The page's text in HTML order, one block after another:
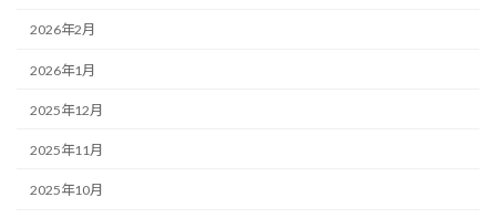
2026年2月
2026年1月
2025年12月
2025年11月
2025年10月